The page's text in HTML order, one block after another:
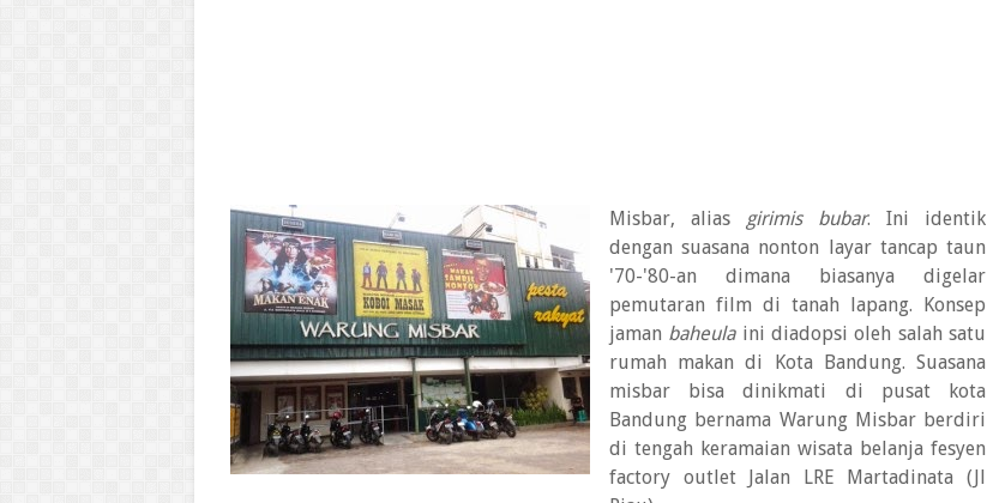
Misbar, alias girimis bubar. Ini identik
dengan suasana nonton layar tancap taun
'70-'80-an dimana biasanya digelar
pemutaran film di tanah lapang. Konsep
jaman baheulaini diadopsi oleh salah satu
rumah makan di Kota Bandung. Suasana
misbar bisa dinikmati di pusat kota
Bandung bernama Warung Misbar berdiri
di tengah keramaian wisata belanja fesyen
factory outlet Jalan LRE Martadinata (Jl